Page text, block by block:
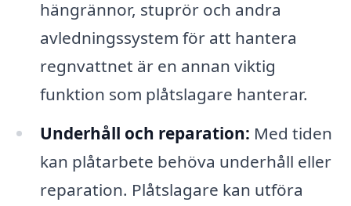
hängrännor, stuprör och andra
avledningssystem för att hantera
regnvattnet är en annan viktig
funktion som plåtslagare hanterar.
Underhåll och reparation: Med tiden
kan plåtarbete behöva underhåll eller
reparation. Plåtslagare kan utföra